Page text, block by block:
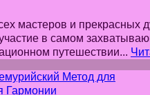
мастеров и прекрасных
в самом
путешествии...